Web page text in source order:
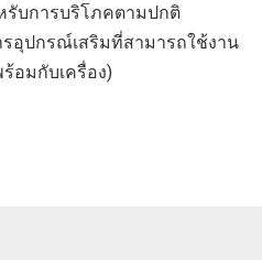
รับการบริโภคตามปกติ
รอุปกรณ์เสริมที่สามารถใช้งาน
อมกับเครื่อง)